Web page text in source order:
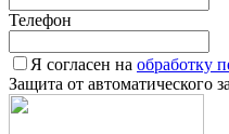
Телефон
Я согласен на обработку
Защита от автоматического